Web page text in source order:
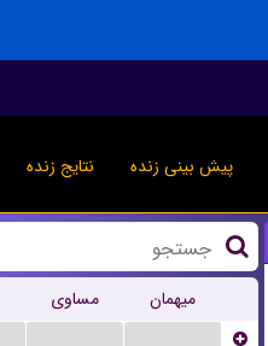
پیش بینی زنده نتایج زنده
مساوی
میهمان